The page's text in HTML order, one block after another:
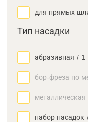
для прямых
Тип насадки
абразивная / 1
бор-фреза по
металлическая
набор насадок